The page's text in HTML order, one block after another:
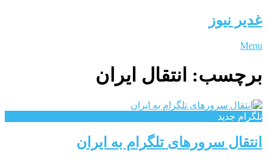
غدیر نیوز
Menu
برچسب: انتقال ایران
تلگرام جدید
انتقال سرورهای تلگرام به ایران